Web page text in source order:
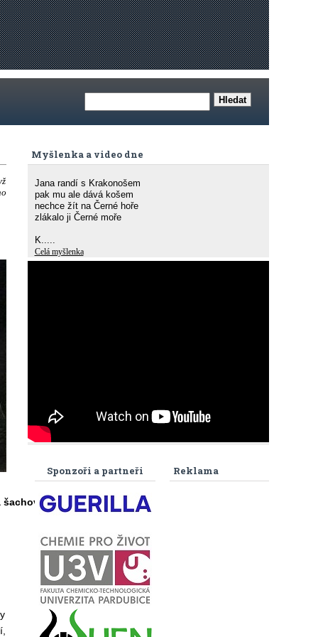
šachový historik
Myšlenka a video dne
Jana randí s Krakonošem
pak mu ale dává košem
nechce žít na Černé hoře
zlákalo ji Černé moře
K.....
Celá myšlenka
Reklama
Sponzoři a partneři